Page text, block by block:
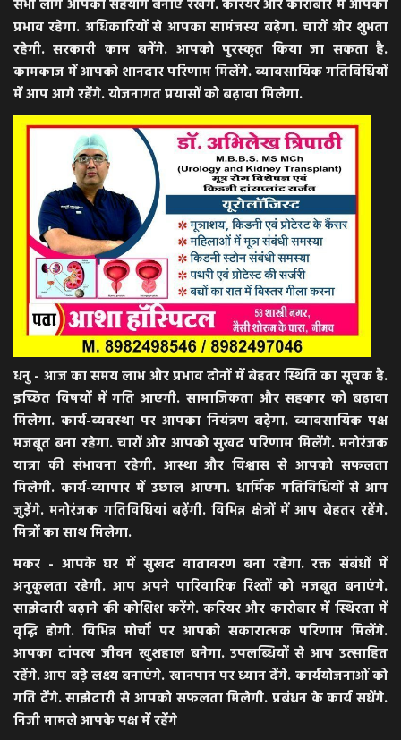
सभी लोग आपका सहयोग बनाए रखेंगे. करियर और कारोबार में आपका
प्रभाव रहेगा. अधिकारियों से आपका सामंजस्य बढ़ेगा. चारों ओर शुभता
रहेगी. सरकारी काम बनेंगे. आपको पुरस्कृत किया जा सकता है.
कामकाज में आपको शानदार परिणाम मिलेंगे. व्यावसायिक गतिविधियों
में आप आगे रहेंगे. योजनागत प्रयासों को बढ़ावा मिलेगा.
धनु - आज का समय लाभ और प्रभाव दोनों में बेहतर स्थिति का सूचक है.
इच्छित विषयों में गति आएगी. सामाजिकता और सहकार को बढ़ावा
मिलेगा. कार्य-व्यवस्था पर आपका नियंत्रण बढ़ेगा. व्यावसायिक पक्ष
मजबूत बना रहेगा. चारों ओर आपको सुखद परिणाम मिलेंगे. मनोरंजक
यात्रा की संभावना रहेगी. आस्था और विश्वास से आपको सफलता
मिलेगी. कार्य-व्यापार में उछाल आएगा. धार्मिक गतिविधियों से आप
जुड़ेंगे. मनोरंजक गतिविधियां बढ़ेंगी. विभिन्न क्षेत्रों में आप बेहतर रहेंगे.
मित्रों का साथ मिलेगा.
मकर - आपके घर में सुखद वातावरण बना रहेगा. रक्त संबंधों में
अनुकूलता रहेगी. आप अपने पारिवारिक रिश्तों को मजबूत बनाएंगे.
साझेदारी बढ़ाने की कोशिश करेंगे. करियर और कारोबार में स्थिरता में
वृद्धि होगी. विभिन्न मोर्चों पर आपको सकारात्मक परिणाम मिलेंगे.
आपका दांपत्य जीवन खुशहाल बनेगा. उपलब्धियों से आप उत्साहित
रहेंगे. आप बड़े लक्ष्य बनाएंगे. खानपान पर ध्यान देंगे. कार्ययोजनाओं को
गति देंगे. साझेदारी से आपको सफलता मिलेगी. प्रबंधन के कार्य सधेंगे.
निजी मामले आपके पक्ष में रहेंगे